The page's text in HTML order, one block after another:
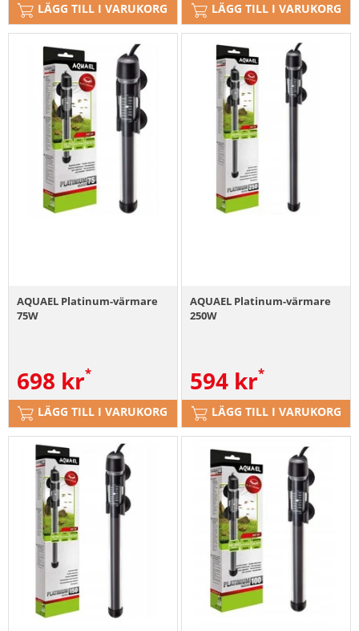
LÄGG TILL I VARUKORG LÄGG TILL I VARUKORG
AQUAEL Platinum-värmare
75W
698 kr
LÄGG TILL I VARUKORG
AQUAEL Platinum-värmare
250W
594 kr
LÄGG TILL I VARUKORG